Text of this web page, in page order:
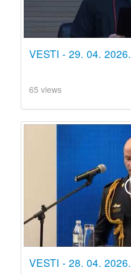
VESTI - 29. 04. 2026.
65 views
VESTI - 28. 04. 2026.